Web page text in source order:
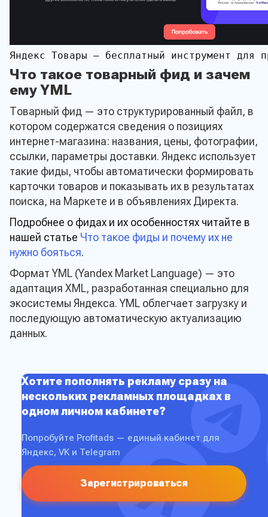
Яндекс Товары — бесплатный инструмент для
Что такое товарный фид и зачем
ему YML
Товарный фид — это структурированный файл, в
котором содержатся сведения о позициях
интернет-магазина: названия, цены, фотографии,
ссылки, параметры доставки. Яндекс использует
такие фиды, чтобы автоматически формировать
карточки товаров и показывать их в результатах
поиска, на Маркете и в объявлениях Директа.
Подробнее о фидах и их особенностях читайте в
нашей статье Что такое фиды и почему их не
нужно бояться.
Формат YML (Yandex Market Language) — это
адаптация XML, разработанная специально для
экосистемы Яндекса. YML облегчает загрузку и
последующую автоматическую актуализацию
данных.
Хотите пополнять рекламу сразу на
нескольких рекламных площадках в
одном личном кабинете?
Попробуйте Profitads — единый кабинет для
Яндекс, VK и Telegram
Зарегистрироваться